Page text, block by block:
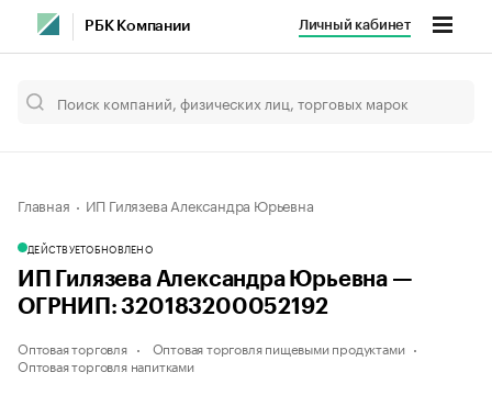
РБК Компании Личный кабинет
Главная ИП Гилязева Александра Юрьевна
ДЕЙСТВУЕТОБНОВЛЕНО
ИП Гилязева Александра Юрьевна —
ОГРНИП: 320183200052192
Оптовая торговля
Оптовая торговля пищевыми продуктами
Оптовая торговля напитками